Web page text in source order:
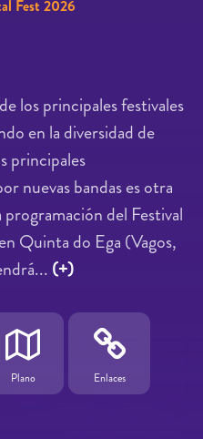
Fest 2026
los principales festivales
en la diversidad de
principales
nuevas bandas es otra
del Festival
Quinta do Ega (Vagos,
(+)
Plano Enlaces